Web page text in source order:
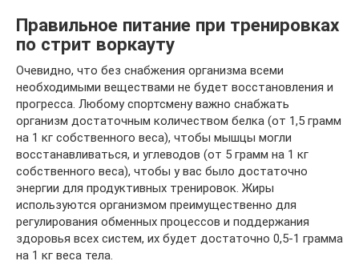
Правильное питание при тренировках
по стрит воркауту
Очевидно, что без снабжения организма всеми
необходимыми веществами не будет восстановления и
прогресса. Любому спортсмену важно снабжать
организм достаточным количеством белка (от 1,5 грамм
на 1 кг собственного веса), чтобы мышцы могли
восстанавливаться, и углеводов (от 5 грамм на 1 кг
собственного веса), чтобы у вас было достаточно
энергии для продуктивных тренировок. Жиры
используются организмом преимущественно для
регулирования обменных процессов и поддержания
здоровья всех систем, их будет достаточно 0,5-1 грамма
на 1 кг веса тела.